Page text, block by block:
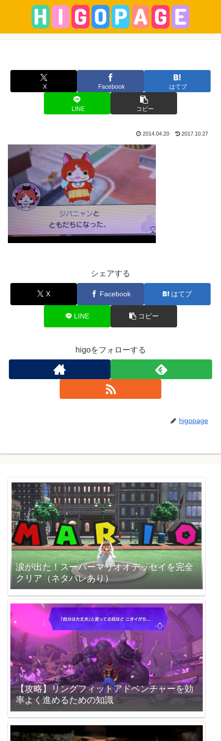
X Facebook はてブ
LINE コピー
2014.04.20 2017.10.27
シェアする
X Facebook はてブ
LINE コピー
higoをフォローする
higopage
涙が出た！スーパーマリオオデッセイを完全
クリア（ネタバレあり）
【攻略】リングフィットアドベンチャーを効
率よく進めるための知識